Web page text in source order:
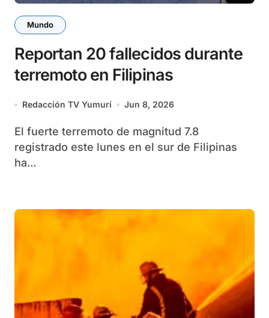
Mundo
Reportan 20 fallecidos durante
terremoto en Filipinas
Redacción TV Yumurí Jun 8, 2026
El fuerte terremoto de magnitud 7.8
registrado este lunes en el sur de Filipinas
ha...